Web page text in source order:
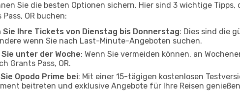
Sie die besten Optionen sichern. Hier sind 3 wichtige
OR buchen:
Sie Ihre Tickets von Dienstag bis Donnerstag: Dies sind die
wenn Sie nach Last-Minute-Angeboten suchen.
Sie unter der Woche: Wenn Sie vermeiden können, an
Grants Pass, OR.
Opodo Prime bei: Mit einer 15-tägigen kostenlosen
beitreten und exklusive Angebote für Ihre Reisen